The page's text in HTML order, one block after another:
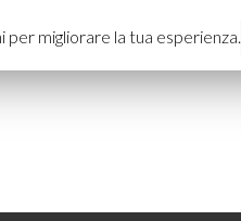
3477387355
migliorare la tua esperienza.